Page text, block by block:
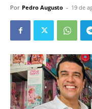
Por Pedro Augusto - 19 de